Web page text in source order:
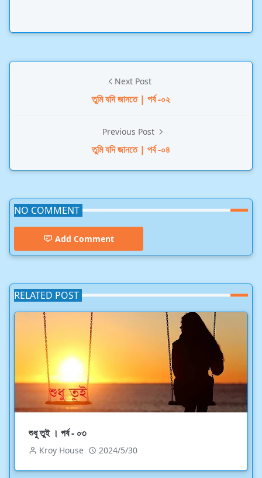
Next Post
তুমি যদি জানতে | পর্ব -০২
Previous Post
তুমি যদি জানতে | পর্ব -০৪
NO COMMENT
Add Comment
RELATED POST
শুধু তুই । পর্ব - ০৩
Kroy House 2024/5/30